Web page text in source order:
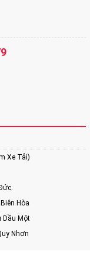
Xe Tải)
Hòa
Dầu Một
Nhơn